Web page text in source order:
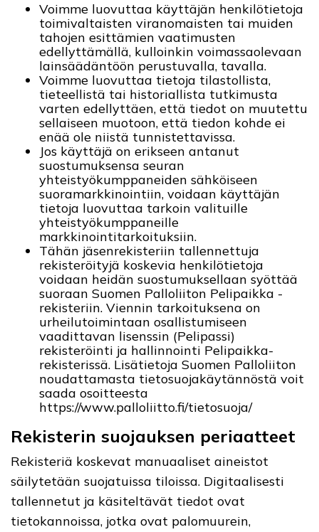
Voimme luovuttaa käyttäjän henkilötietoja
toimivaltaisten viranomaisten tai muiden
tahojen esittämien vaatimusten
edellyttämällä, kulloinkin voimassaolevaan
lainsäädäntöön perustuvalla, tavalla.
Voimme luovuttaa tietoja tilastollista,
tieteellistä tai historiallista tutkimusta
varten edellyttäen, että tiedot on muutettu
sellaiseen muotoon, että tiedon kohde ei
enää ole niistä tunnistettavissa.
Jos käyttäjä on erikseen antanut
suostumuksensa seuran
yhteistyökumppaneiden sähköiseen
suoramarkkinointiin, voidaan käyttäjän
tietoja luovuttaa tarkoin valituille
yhteistyökumppaneille
markkinointitarkoituksiin.
Tähän jäsenrekisteriin tallennettuja
rekisteröityjä koskevia henkilötietoja
voidaan heidän suostumuksellaan syöttää
suoraan Suomen Palloliiton Pelipaikka -
rekisteriin. Viennin tarkoituksena on
urheilutoimintaan osallistumiseen
vaadittavan lisenssin (Pelipassi)
rekisteröinti ja hallinnointi Pelipaikka-
rekisterissä. Lisätietoja Suomen Palloliiton
noudattamasta tietosuojakäytännöstä voit
saada osoitteesta
https://www.palloliitto.fi/tietosuoja/
Rekisterin suojauksen periaatteet
Rekisteriä koskevat manuaaliset aineistot
säilytetään suojatuissa tiloissa. Digitaalisesti
tallennetut ja käsiteltävät tiedot ovat
tietokannoissa, jotka ovat palomuurein,